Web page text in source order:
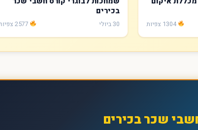
בכירים
30 ביולי
שכר בכירים